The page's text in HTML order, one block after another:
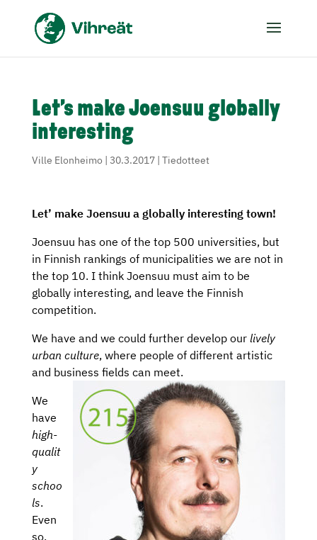
Let’s make Joensuu globally
interesting
Ville Elonheimo | 30.3.2017| Tiedotteet
Let’ make Joensuu a globally interesting town!
Joensuu has one of the top 500 universities, but
in Finnish rankings of municipalities we are not in
the top 10. I think Joensuu must aim to be
globally interesting, and leave the Finnish
competition.
We have and we could further develop our lively
urban culture, where people of different artistic
and business fields can meet.
We
have
high-
qualit
y
schoo
ls.
Even
so,